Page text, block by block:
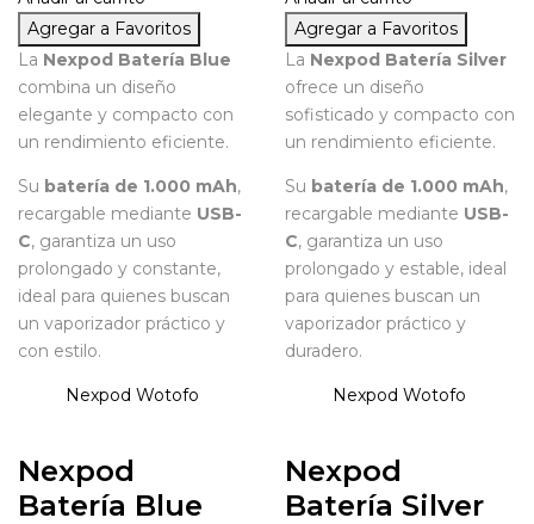
Agregar a Favoritos
La Nexpod Batería Blue
combina un diseño
elegante y compacto con
un rendimiento eficiente.
Su batería de 1.000 mAh,
recargable mediante USB-
C, garantiza un uso
prolongado y constante,
ideal para quienes buscan
un vaporizador práctico y
con estilo.
Nexpod Wotofo
Nexpod
Batería Blue
Agregar a Favoritos
La Nexpod Batería Silver
ofrece un diseño
sofisticado y compacto con
un rendimiento eficiente.
Su batería de 1.000 mAh,
recargable mediante USB-
C, garantiza un uso
prolongado y estable, ideal
para quienes buscan un
vaporizador práctico y
duradero.
Nexpod Wotofo
Nexpod
Batería Silver